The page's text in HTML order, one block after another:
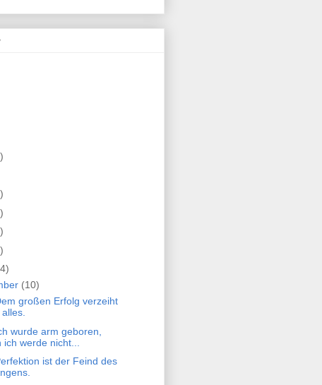
(10)
großen Erfolg verzeiht
wurde arm geboren,
ich werde nicht...
ist der Feind des